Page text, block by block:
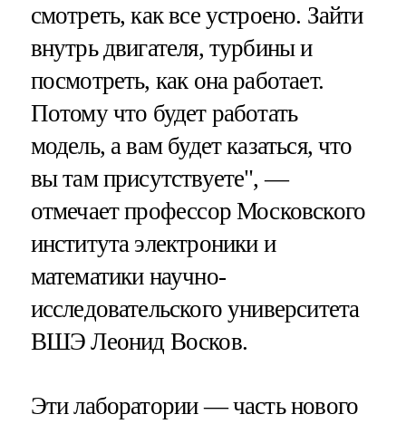
смотреть, как все устроено. Зайти
внутрь двигателя, турбины и
посмотреть, как она работает.
Потому что будет работать
модель, а вам будет казаться, что
вы там присутствуете", —
отмечает профессор Московского
института электроники и
математики научно-
исследовательского университета
ВШЭ Леонид Восков.
Эти лаборатории — часть нового